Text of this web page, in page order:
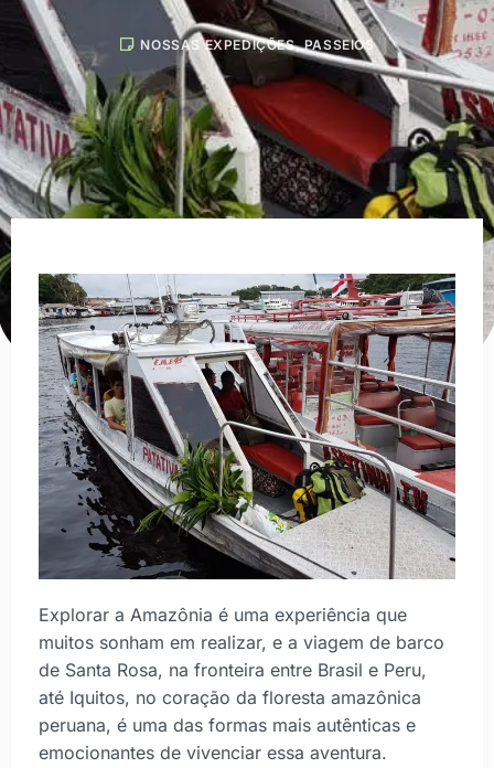
NOSSAS EXPEDIÇÕES,PASSEIOS
Explorar a Amazônia é uma experiência que
muitos sonham em realizar, e a viagem de barco
de Santa Rosa, na fronteira entre Brasil e Peru,
até Iquitos, no coração da floresta amazônica
peruana, é uma das formas mais autênticas e
emocionantes de vivenciar essa aventura.